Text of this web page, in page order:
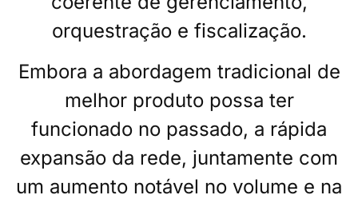
orquestração e fiscalização.
Embora a abordagem tradicional de
melhor produto possa ter
funcionado no passado, a rápida
expansão da rede, juntamente com
um aumento notável no volume e na